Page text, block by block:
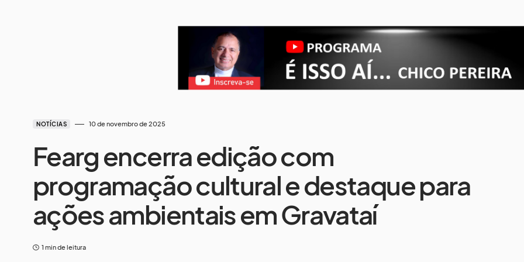
NOTÍCIAS 10 de novembro de 2025
Fearg encerra edição com
programação cultural e destaque para
ações ambientais em Gravataí
1 min de leitura